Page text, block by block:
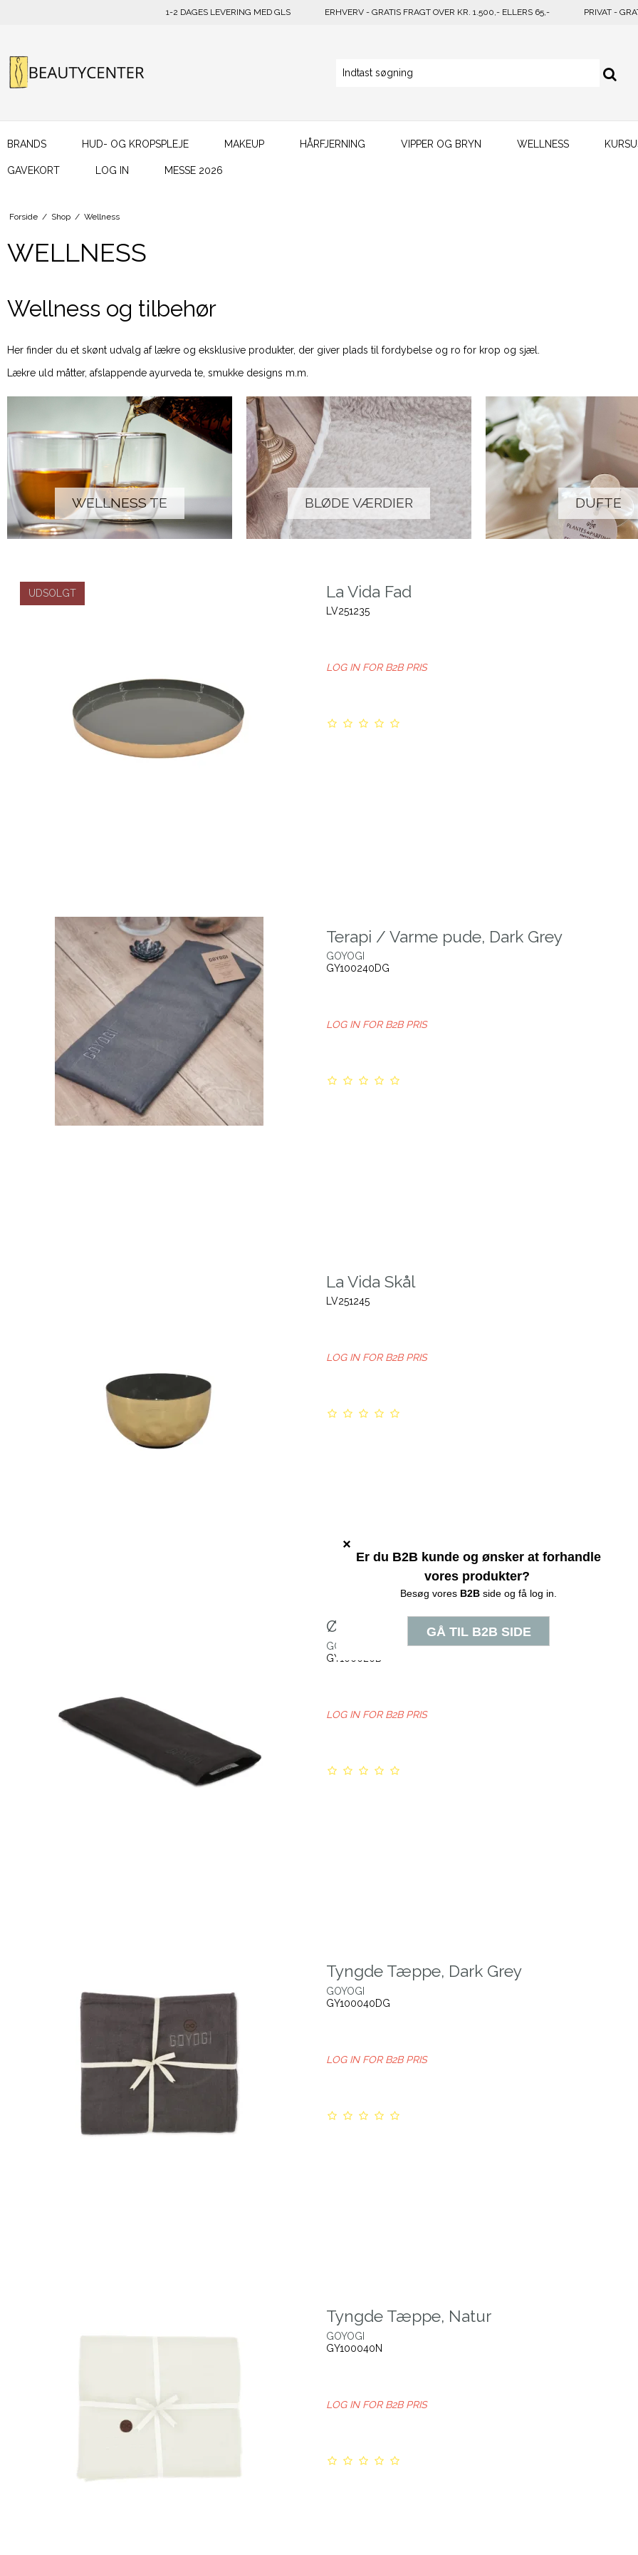
1-2 DAGES LEVERING MED GLS ERHVERV - GRATIS FRAGT OVER KR. 1.500,- ELLERS 65,- PRIVAT -
BRANDS HUD- OG KROPSPLEJE MAKEUP HÅRFJERNING VIPPER OG BRYN WELLNESS
GAVEKORT LOG IN MESSE 2026
Forside / Shop / Wellness
WELLNESS
Wellness og tilbehør
Her finder du et skønt udvalg af lækre og eksklusive produkter, der giver plads til fordybelse og ro for krop og sjæl.
Lækre uld måtter, afslappende ayurveda te, smukke designs m.m.
WELLNESS TE BLØDE VÆRDIER DUFTE
UDSOLGT La Vida Fad
LV251235
LOG IN FOR B2B PRIS
Terapi / Varme pude, Dark Grey
GOYOGI
GY100240DG
LOG IN FOR B2B PRIS
La Vida Skål
LV251245
LOG IN FOR B2B PRIS
Øjenpude, Sort
GOYOGI
GY100020B
LOG IN FOR B2B PRIS
Tyngde Tæppe, Dark Grey
GOYOGI
GY100040DG
LOG IN FOR B2B PRIS
Tyngde Tæppe, Natur
GOYOGI
GY100040N
LOG IN FOR B2B PRIS